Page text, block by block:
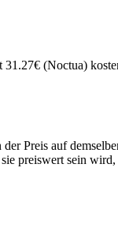
31.27€ (Noctua)
Preis auf
preiswert sein wird,